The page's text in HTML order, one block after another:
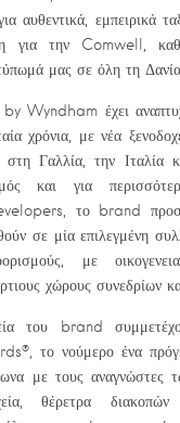
αυθεντικά, εμπειρικά
για την Comwell,
μας σε όλη τη
Wyndham έχει
χρόνια, με νέα
στη Γαλλία, την Ιταλία
και για
το brand
σε μία επιλεγμένη
με
χώρους συνεδρίων
του brand
το νούμερο ένα
με τους
θέρετρα διακοπών